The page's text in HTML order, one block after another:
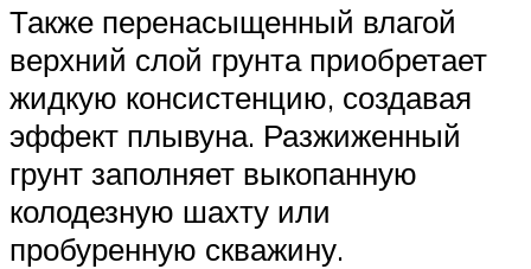
Также перенасыщенный влагой
верхний слой грунта приобретает
жидкую консистенцию, создавая
эффект плывуна. Разжиженный
грунт заполняет выкопанную
колодезную шахту или
пробуренную скважину.